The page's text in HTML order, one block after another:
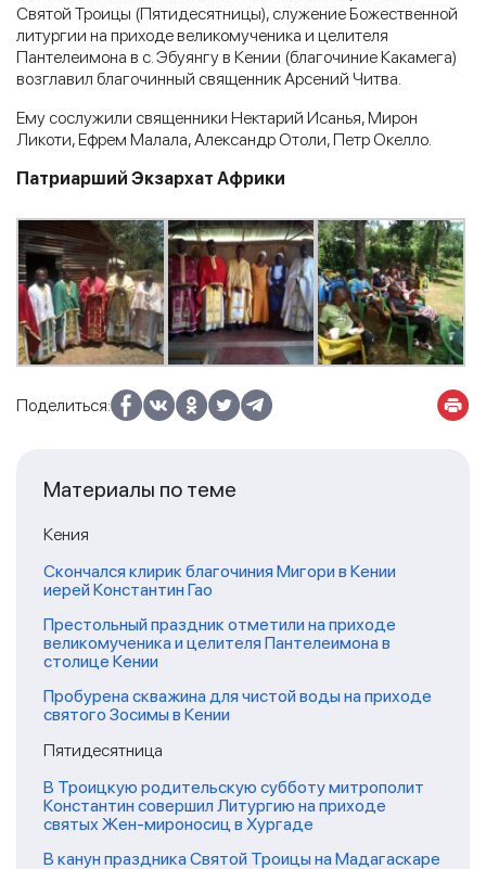
Святой Троицы (Пятидесятницы), служение Божественной
литургии на приходе великомученика и целителя
Пантелеимона в с. Эбуянгу в Кении (благочиние Какамега)
возглавил благочинный священник Арсений Читва.
Ему сослужили священники Нектарий Исанья, Мирон
Ликоти, Ефрем Малала, Александр Отоли, Петр Окелло.
Патриарший Экзархат Африки
Поделиться:
Материалы по теме
Кения
Скончался клирик благочиния Мигори в Кении
иерей Константин Гао
Престольный праздник отметили на приходе
великомученика и целителя Пантелеимона в
столице Кении
Пробурена скважина для чистой воды на приходе
святого Зосимы в Кении
Пятидесятница
В Троицкую родительскую субботу митрополит
Константин совершил Литургию на приходе
святых Жен-мироносиц в Хургаде
В канун праздника Святой Троицы на Мадагаскаре